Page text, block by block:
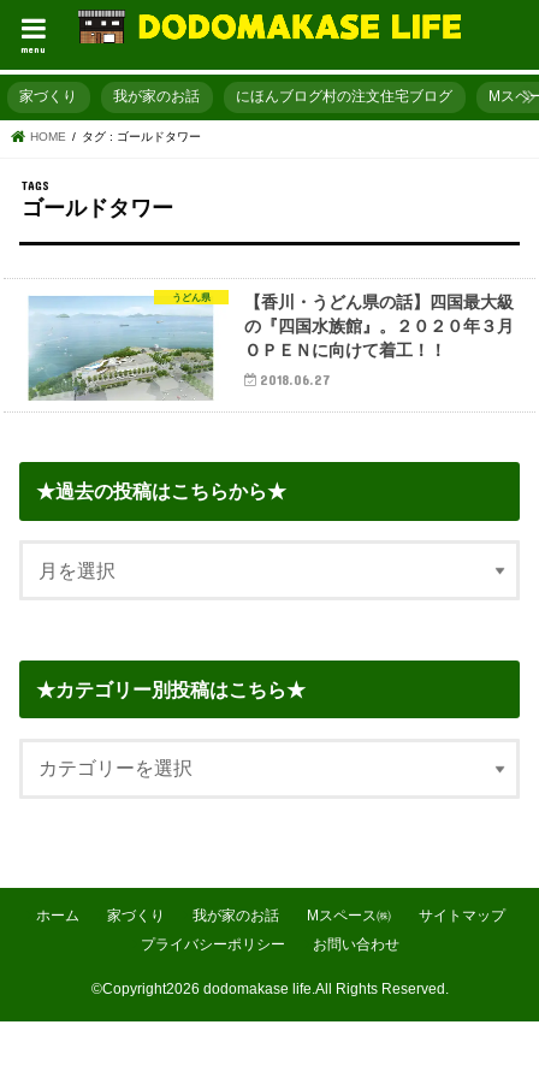
menu
家づくり 我が家のお話 にほんブログ村の注文住宅ブログ Mスペ
HOME タグ : ゴールドタワー
ゴールドタワー
うどん県
【香川・うどん県の話】四国最大級
の『四国水族館』。２０２０年３月
ＯＰＥＮに向けて着工！！
2018.06.27
★過去の投稿はこちらから★
★カテゴリー別投稿はこちら★
ホーム 家づくり 我が家のお話 Mスペース㈱
サイトマップ
プライバシーポリシー
お問い合わせ
©Copyright2026 dodomakase life .All Rights Reserved.